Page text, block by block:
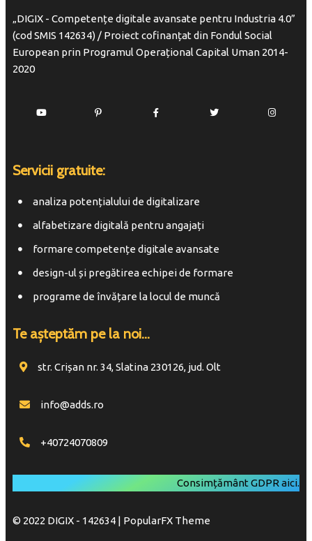
„DIGIX - Competențe digitale avansate pentru Industria 4.0”
(cod SMIS 142634) / Proiect cofinanțat din Fondul Social
European prin Programul Operațional Capital Uman 2014-
2020
Servicii gratuite:
analiza potențialului de digitalizare
alfabetizare digitală pentru angajați
formare competențe digitale avansate
design-ul și pregătirea echipei de formare
programe de învățare la locul de muncă
Te așteptăm pe la noi...
str. Crișan nr. 34, Slatina 230126, jud. Olt
info@adds.ro
+40724070809
Consimțământ GDPRaici.
© 2022 DIGIX - 142634 | PopularFX Theme